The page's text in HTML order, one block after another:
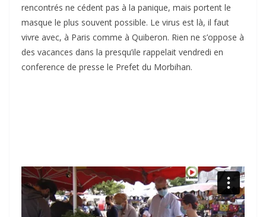
rencontrés ne cédent pas à la panique, mais portent le
masque le plus souvent possible. Le virus est là, il faut
vivre avec, à Paris comme à Quiberon. Rien ne s’oppose à
des vacances dans la presqu’ile rappelait vendredi en
conference de presse le Prefet du Morbihan.